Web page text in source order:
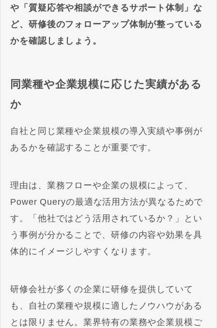
や「質疑応答や相談ができるサポート体制」な
ど、研修後のフォローアップ体制が整っている
かを確認しましょう。
同業種や企業規模に応じた実績がある
か
自社と同じ業種や企業規模の導入実績や事例が
あるかを確認することが重要です。
理由は、業務フローや企業の規模によって、
Power Queryの最適な活用方法が異なるためで
す。「他社ではどう活用されているか？」とい
う事例が分かることで、研修の内容や効果を具
体的にイメージしやすくなります。
研修会社が多くの企業に研修を提供していて
も、自社の業種や規模に適したノウハウがある
とは限りません。業界特有の業務や企業規模ご